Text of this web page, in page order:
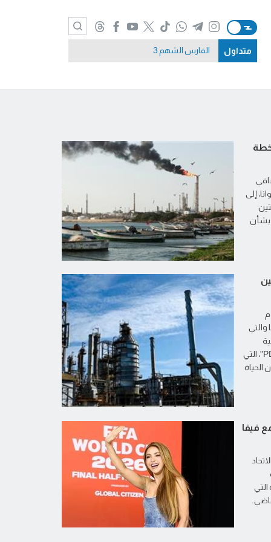
متداول الفارس الشهم 3
خطة
إلى
بشأن
والتي
"بتروليوس دي فنزويلا إس إيه - PDVSA"، التي
الحياة
مع فيفا
التي